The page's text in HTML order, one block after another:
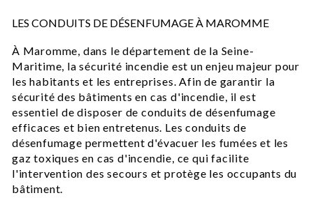
LES CONDUITS DE DÉSENFUMAGE À MAROMME
À Maromme, dans le département de la Seine-
Maritime, la sécurité incendie est un enjeu majeur pour
les habitants et les entreprises. Afin de garantir la
sécurité des bâtiments en cas d'incendie, il est
essentiel de disposer de conduits de désenfumage
efficaces et bien entretenus. Les conduits de
désenfumage permettent d'évacuer les fumées et les
gaz toxiques en cas d'incendie, ce qui facilite
l'intervention des secours et protège les occupants du
bâtiment.